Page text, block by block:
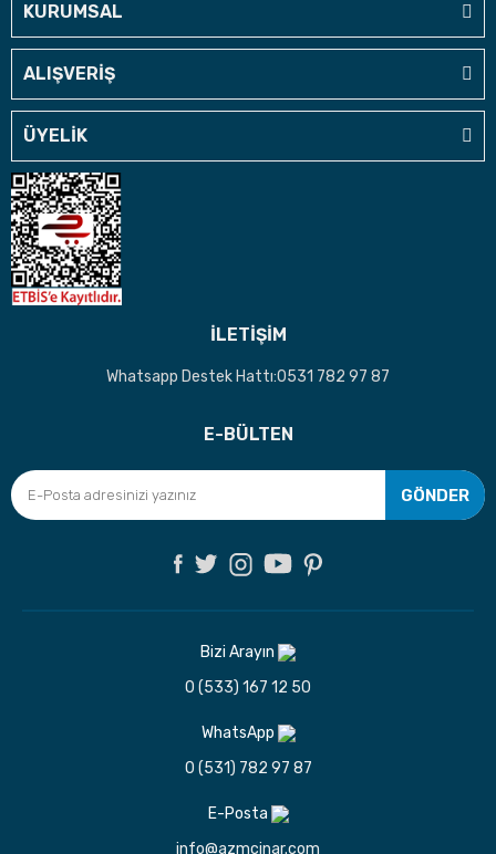
KURUMSAL
ALIŞVERİŞ
ÜYELİK
İLETİŞİM
Whatsapp Destek Hattı:0531 782 97 87
E-BÜLTEN
GÖNDER
Bizi Arayın
0 (533) 167 12 50
WhatsApp
0 (531) 782 97 87
E-Posta
info@azmcinar.com